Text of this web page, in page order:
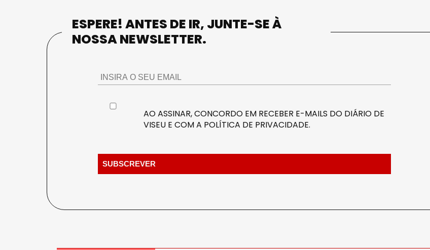
ESPERE! ANTES DE IR, JUNTE-SE À
NOSSA NEWSLETTER.
AO ASSINAR, CONCORDO EM RECEBER E-MAILS DO DIÁRIO DE
VISEU E COM A POLÍTICA DE PRIVACIDADE.